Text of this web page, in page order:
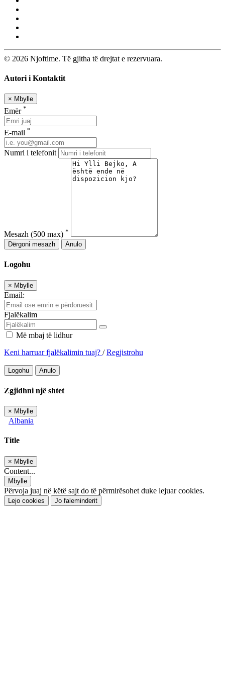
© 2026 Njoftime. Të gjitha të drejtat e rezervuara.
Autori i Kontaktit
× Mbylle
Emër *
E-mail *
Numri i telefonit
Mesazh (500 max) *
Dërgoni mesazh
Anulo
Logohu
× Mbylle
Email:
Fjalëkalim
Më mbaj të lidhur
Keni harruar fjalëkalimin tuaj? /Regjistrohu
Logohu Anulo
Zgjidhni një shtet
× Mbylle
Albania
Title
× Mbylle
Content...
Mbylle
Përvoja juaj në këtë sajt do të përmirësohet duke lejuar cookies.
Lejo cookies Jo faleminderit